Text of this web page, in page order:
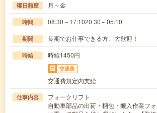
曜日頻度 月～金
時間 08:30～17:1020:30～05:10
期間 長期でお仕事できる方、大歓迎！
時給 時給1450円
交通費
交通費規定内支給
仕事内容
フォークリフト
自動車部品の出荷・梱包・搬入作業フ